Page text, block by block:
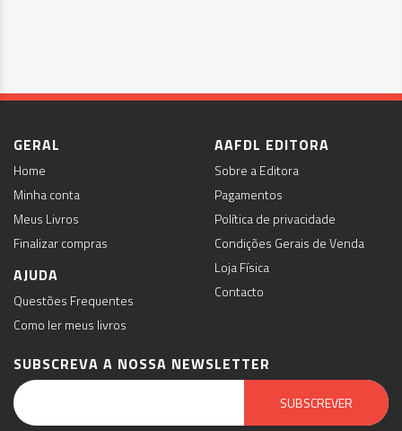
GERAL
Home
Minha conta
Meus Livros
Finalizar compras
AJUDA
Questões Frequentes
Como ler meus livros
AAFDL EDITORA
Sobre a Editora
Pagamentos
Política de privacidade
Condições Gerais de Venda
Loja Física
Contacto
SUBSCREVA A NOSSA NEWSLETTER
SUBSCREVER
Email Marketing by E-goi